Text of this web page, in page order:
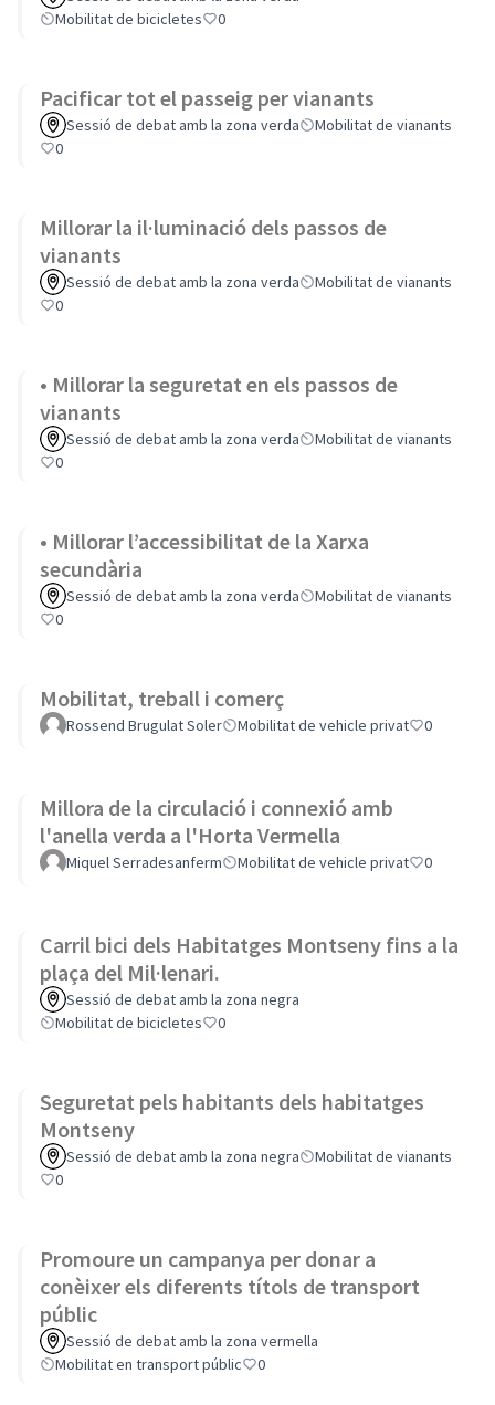
Mobilitat de bicicletes
0
Pacificar tot el passeig per vianants
Sessió de debat amb la zona verda
Mobilitat de vianants
0
Millorar la il·luminació dels passos de
vianants
Sessió de debat amb la zona verda
Mobilitat de vianants
0
• Millorar la seguretat en els passos de
vianants
Sessió de debat amb la zona verda
Mobilitat de vianants
0
• Millorar l’accessibilitat de la Xarxa
secundària
Sessió de debat amb la zona verda
Mobilitat de vianants
0
Mobilitat, treball i comerç
Rossend Brugulat Soler Mobilitat de vehicle privat 0
Millora de la circulació i connexió amb
l'anella verda a l'Horta Vermella
Miquel Serradesanferm Mobilitat de vehicle privat 0
Carril bici dels Habitatges Montseny fins a la
plaça del Mil·lenari.
Sessió de debat amb la zona negra
Mobilitat de bicicletes
0
Seguretat pels habitants dels habitatges
Montseny
Sessió de debat amb la zona negra
Mobilitat de vianants
0
Promoure un campanya per donar a
conèixer els diferents títols de transport
públic
Sessió de debat amb la zona vermella
Mobilitat en transport públic
0